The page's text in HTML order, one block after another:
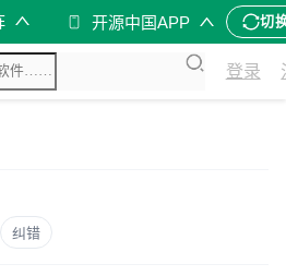
开源中国APP 切
登录
纠错